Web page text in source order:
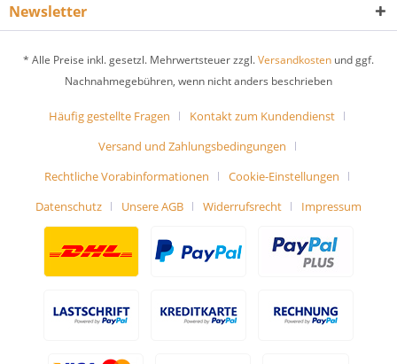
Newsletter
* Alle Preise inkl. gesetzl. Mehrwertsteuer zzgl.Versandkosten und ggf.
Nachnahmegebühren, wenn nicht anders beschrieben
Häufig gestellte Fragen
Kontakt zum Kundendienst
Versand und Zahlungsbedingungen
Rechtliche Vorabinformationen
Cookie-Einstellungen
Datenschutz
Unsere AGB Widerrufsrecht Impressum